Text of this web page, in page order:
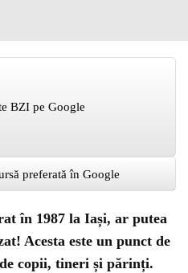
BZI pe Google
preferată în Google
în 1987 la Iași, ar putea
Acesta este un punct de
copii, tineri și părinți.